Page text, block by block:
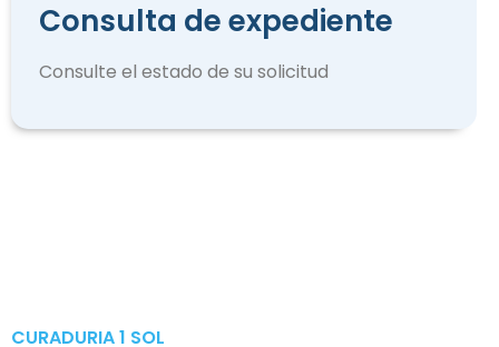
Consulta de expediente
Consulte el estado de su solicitud
CURADURIA 1 SOL